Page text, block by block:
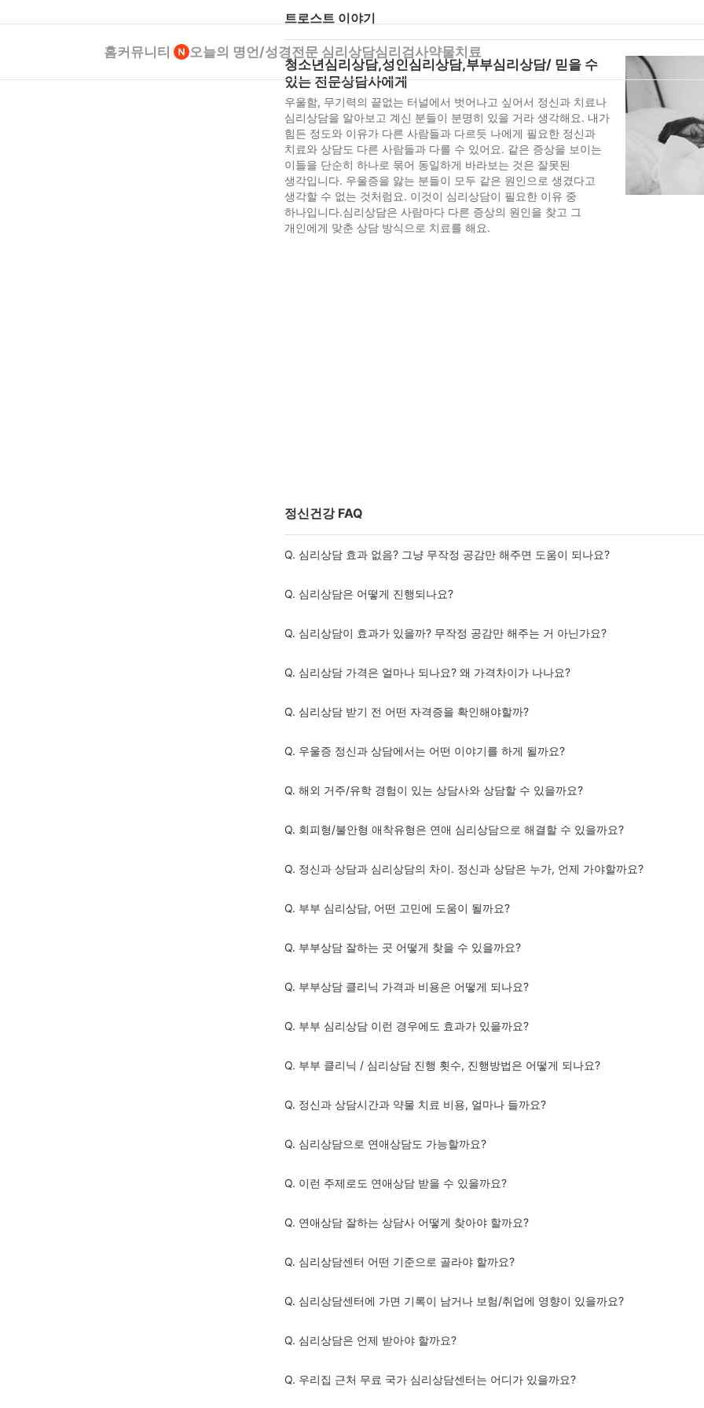
홈커뮤니티 오늘의 명언/성경전문 심리상담심리검사약물치료
트로스트 이야기
청소년심리상담,성인심리상담,부부심리상담/ 믿을 수
있는 전문상담사에게
우울함, 무기력의 끝없는 터널에서 벗어나고 싶어서 정신과 치료나
심리상담을 알아보고 계신 분들이 분명히 있을 거라 생각해요. 내가
힘든 정도와 이유가 다른 사람들과 다르듯 나에게 필요한 정신과
치료와 상담도 다른 사람들과 다를 수 있어요. 같은 증상을 보이는
이들을 단순히 하나로 묶어 동일하게 바라보는 것은 잘못된
생각입니다. 우울증을 앓는 분들이 모두 같은 원인으로 생겼다고
생각할 수 없는 것처럼요. 이것이 심리상담이 필요한 이유 중
하나입니다.심리상담은 사람마다 다른 증상의 원인을 찾고 그
개인에게 맞춘 상담 방식으로 치료를 해요.
정신건강 FAQ
Q. 심리상담 효과 없음? 그냥 무작정 공감만 해주면 도움이 되나요?
Q. 심리상담은 어떻게 진행되나요?
Q. 심리상담이 효과가 있을까? 무작정 공감만 해주는 거 아닌가요?
Q. 심리상담 가격은 얼마나 되나요? 왜 가격차이가 나나요?
Q. 심리상담 받기 전 어떤 자격증을 확인해야할까?
Q. 우울증 정신과 상담에서는 어떤 이야기를 하게 될까요?
Q. 해외 거주/유학 경험이 있는 상담사와 상담할 수 있을까요?
Q. 회피형/불안형 애착유형은 연애 심리상담으로 해결할 수 있을까요?
Q. 정신과 상담과 심리상담의 차이. 정신과 상담은 누가, 언제 가야할까요?
Q. 부부 심리상담, 어떤 고민에 도움이 될까요?
Q. 부부상담 잘하는 곳 어떻게 찾을 수 있을까요?
Q. 부부상담 클리닉 가격과 비용은 어떻게 되나요?
Q. 부부 심리상담 이런 경우에도 효과가 있을까요?
Q. 부부 클리닉 / 심리상담 진행 횟수, 진행방법은 어떻게 되나요?
Q. 정신과 상담시간과 약물 치료 비용, 얼마나 들까요?
Q. 심리상담으로 연애상담도 가능할까요?
Q. 이런 주제로도 연애상담 받을 수 있을까요?
Q. 연애상담 잘하는 상담사 어떻게 찾아야 할까요?
Q. 심리상담센터 어떤 기준으로 골라야 할까요?
Q. 심리상담센터에 가면 기록이 남거나 보험/취업에 영향이 있을까요?
Q. 심리상담은 언제 받아야 할까요?
Q. 우리집 근처 무료 국가 심리상담센터는 어디가 있을까요?